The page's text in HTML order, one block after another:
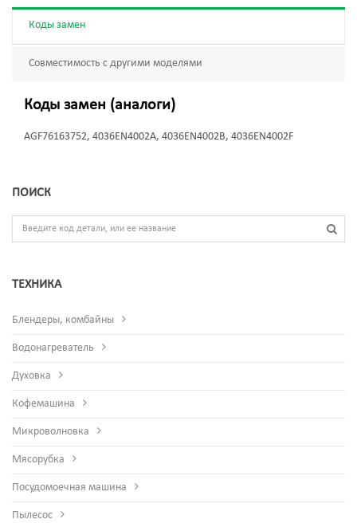
Коды замен
Совместимость с другими моделями
Коды замен (аналоги)
AGF76163752, 4036EN4002A, 4036EN4002B, 4036EN4002F
ПОИСК
ТЕХНИКА
Блендеры, комбайны
Водонагреватель
Духовка
Кофемашина
Микроволновка
Мясорубка
Посудомоечная машина
Пылесос